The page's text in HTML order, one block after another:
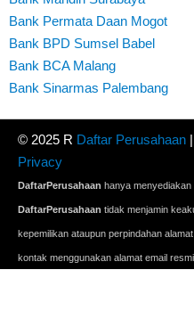
Bank Permata Daan Mogot
Bank BPD Sumsel Babel
Bank BCA Malang
Bank Sinarmas Palembang
© 2025 R Daftar Perusahaan |
Privacy
DaftarPerusahaan hanya menyediakan
DaftarPerusahaan tidak menjamin
kepemilikan ataupun perpindahan
kontak menggunakan alamat email